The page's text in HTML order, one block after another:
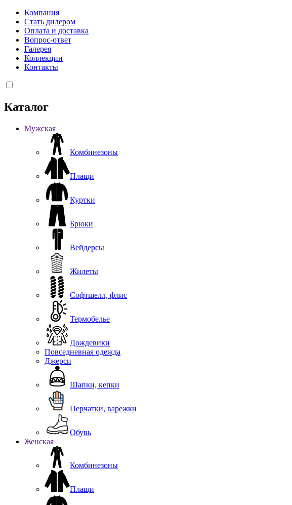
Компания
Стать дилером
Оплата и доставка
Вопрос-ответ
Галерея
Коллекции
Контакты
Каталог
Мужская
Комбинезоны
Плащи
Куртки
Брюки
Вейдерсы
Жилеты
Софтшелл, флис
Термобелье
Дождевики
Повседневная одежда
Джерси
Шапки, кепки
Перчатки, варежки
Обувь
Женская
Комбинезоны
Плащи